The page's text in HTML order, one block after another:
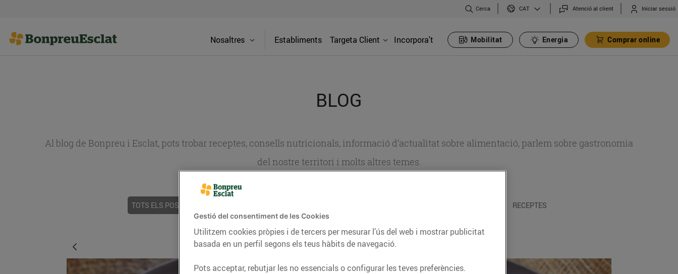
Cerca CAT Atenció al client Iniciar sessió
Nosaltres Establiments Targeta Client Incorpora't Mobilitat Energia Comprar online
BLOG
Al blog de Bonpreu i Esclat, pots trobar receptes, consells nutricionals, informació d’actualitat sobre alimentació, parlem sobre gastronomia
del nostre territori i molts altres temes.
TOTS ELS POSTS RECEPTES
Gestió del consentiment de les Cookies
Utilitzem cookies pròpies i de tercers per mesurar l’ús del web i mostrar publicitat
basada en un perfil segons els teus hàbits de navegació.
Pots acceptar, rebutjar les no essencials o configurar les teves preferències.